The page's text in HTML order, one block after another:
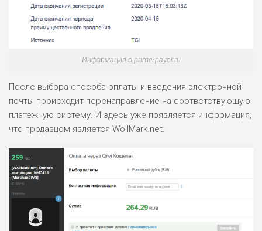
Информация о prime-payer.ru
После выбора способа оплаты и введения электронной
почты происходит перенаправление на соответствующую
платежную систему. И здесь уже появляется информация,
что продавцом является WollMark.net.